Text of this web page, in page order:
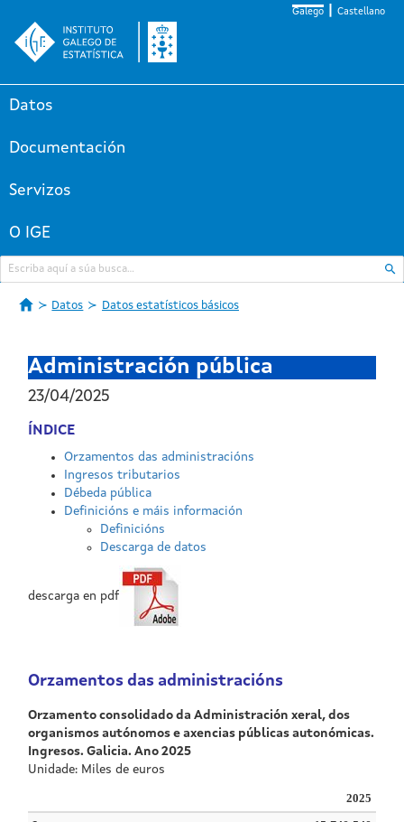
Galego Castellano
Datos
Documentación
Servizos
O IGE
Datos Datos estatísticos básicos